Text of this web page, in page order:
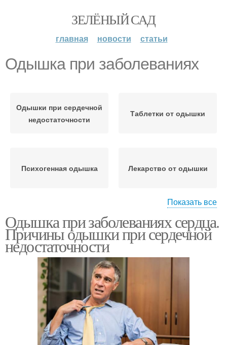
ЗЕЛЁНЫЙ САД
главная новости статьи
Одышка при заболеваниях
Одышки при сердечной
недостаточности
Таблетки от одышки
Психогенная одышка Лекарство от одышки
Одышка при сердечной
недостаточности
Одышка при бронхите
Показать все
Одышка при заболеваниях сердца.
Причины одышки при сердечной
недостаточности